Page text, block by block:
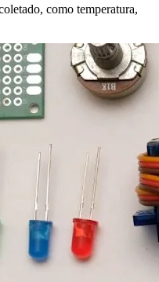
como temperatura,